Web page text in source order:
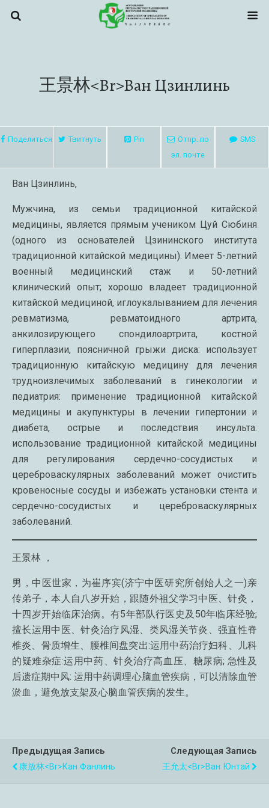
王景林<br>Ван Цзинлинь
Поделиться Твитнуть Pin
Отпр. по
эл. почте
SMS
Ван Цзинлинь,
Мужчина, из семьи традиционной китайской
медицины, является прямым учеником Цуй Сюбиня
(одного из основателей Цзининского института
традиционной китайской медицины). Имеет 5-летний
военный медицинский стаж и 50-летний
клинический опыт; хорошо владеет традиционной
китайской медициной, иглоукалыванием для лечения
ревматизма, ревматоидного артрита,
анкилозирующего спондилоартрита, костной
гиперплазии, поясничной грыжи диска: использует
традиционную китайскую медицину для лечения
трудноизлечимых заболеваний в гинекологии и
педиатрия: применение традиционной китайской
медицины и акупунктуры в лечении гипертонии и
диабета, острые и последствия инсульта:
использование традиционной китайской медицины
для регулирования сердечно-сосудистых и
цереброваскулярных заболеваний может очистить
кровеносные сосуды и избежать установки стента и
сердечно-сосудистых и цереброваскулярных
заболеваний.
王景林 ，
男，中医世家，为崔序宾(济宁中医研究所创始人之一)亲
传弟子，本人自八岁开始，跟随外祖父学习中医、针灸，
十四岁开始临床治病。有5年部队行医史及50年临床经验;
擅长运用中医、针灸治疗风湿、类风湿关节炎、强直性脊
椎炎、骨质增生、腰椎间盘突出:运用中药治疗妇科、儿科
的疑难杂症:运用中药、针灸治疗高血压、糖尿病; 急性及
后遗症期中风: 运用中药调理心脑血管疾病，可以清除血管
淤血，避免放支架及心脑血管疾病的发生。
Предыдущая Запись
康放林<br>Кан Фанлинь
Следующая Запись
王允太<br>Ван Юнтай